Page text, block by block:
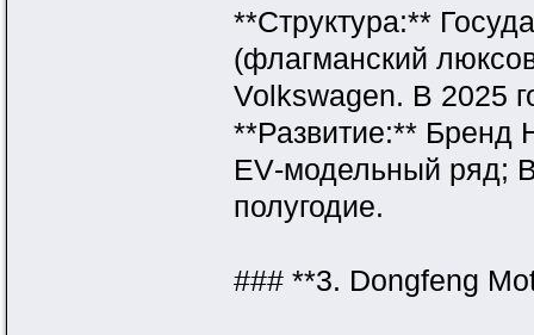
**Структура:**
(флагманский
Volkswagen. В 2025
**Развитие:** Бренд
EV‑модельный ряд;
полугодие.
### **3. Dongfeng